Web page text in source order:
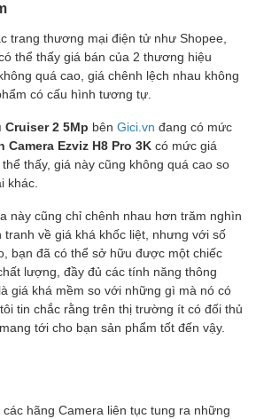
trang thương mại điện tử như Shopee,
thể thấy giá bán của 2 thương hiệu
quá cao, giá chênh lệch nhau không
có cấu hình tương tự.
Cruiser 2 5Mp bên Gici.vn đang có mức
Camera Ezviz H8 Pro 3K có mức giá
thấy, giá này cũng không quá cao so
khác.
này cũng chỉ chênh nhau hơn trăm nghìn
tranh về giá khá khốc liệt, nhưng với số
bạn đã có thể sở hữu được một chiếc
lượng, đầy đủ các tính năng thông
giá khá mềm so với những gì mà nó có
tin chắc rằng trên thị trường ít có đối thủ
tới cho bạn sản phẩm tốt đến vậy.
hãng Camera liên tục tung ra những